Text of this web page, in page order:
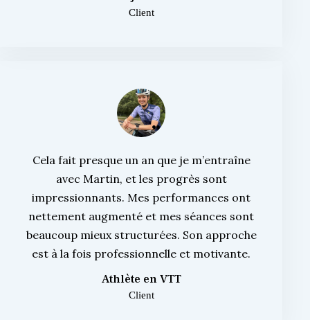
Client
Cela fait presque un an que je m’entraîne
avec Martin, et les progrès sont
impressionnants. Mes performances ont
nettement augmenté et mes séances sont
beaucoup mieux structurées. Son approche
est à la fois professionnelle et motivante.
Athlète en VTT
Client